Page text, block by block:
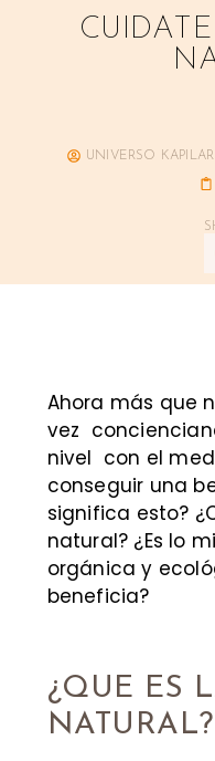
UNIVERSO KAPILAR
Ahora más que
vez
nivel con el
conseguir una
significa esto?
natural? ¿Es lo
orgánica y
beneficia?
¿QUE ES
NATURAL?